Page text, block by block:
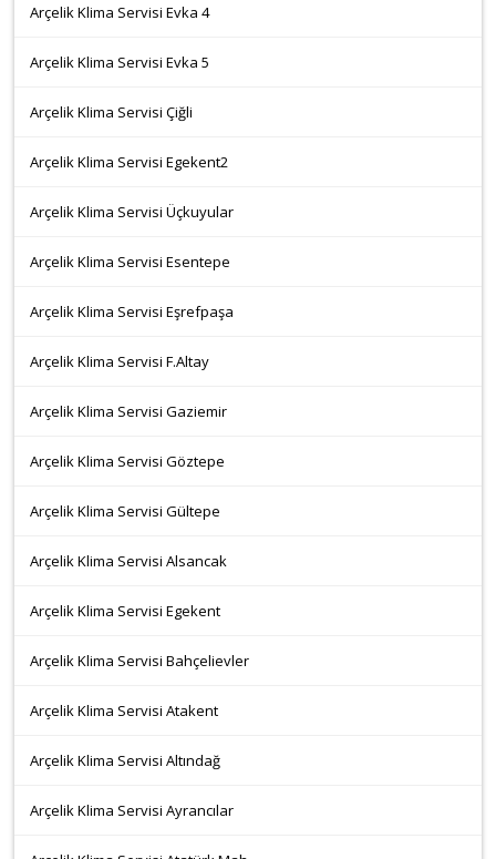
Arçelik Klima Servisi Evka 4
Arçelik Klima Servisi Evka 5
Arçelik Klima Servisi Çiğli
Arçelik Klima Servisi Egekent2
Arçelik Klima Servisi Üçkuyular
Arçelik Klima Servisi Esentepe
Arçelik Klima Servisi Eşrefpaşa
Arçelik Klima Servisi F.Altay
Arçelik Klima Servisi Gaziemir
Arçelik Klima Servisi Göztepe
Arçelik Klima Servisi Gültepe
Arçelik Klima Servisi Alsancak
Arçelik Klima Servisi Egekent
Arçelik Klima Servisi Bahçelievler
Arçelik Klima Servisi Atakent
Arçelik Klima Servisi Altındağ
Arçelik Klima Servisi Ayrancılar